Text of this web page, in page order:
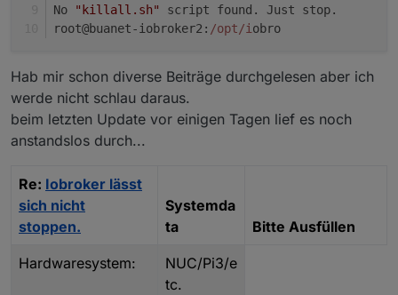
No
"killall.sh"
script
root@buanet-iobroker2: /opt/i obro
Hab mir schon diverse Beiträge durchgelesen aber ich
werde nicht schlau daraus.
beim letzten Update vor einigen Tagen lief es noch
anstandslos durch...
Re: Iobroker lässt
sich nicht
stoppen.
Systemda
ta
Bitte Ausfüllen
Hardwaresystem:
NUC/Pi3/e
tc.